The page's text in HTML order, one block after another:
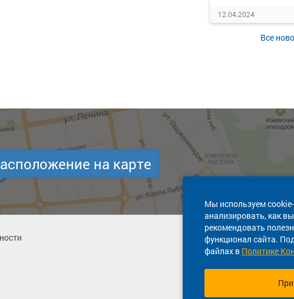
12.04.2024
Все
Мы используем
анализировать, как
рекомендовать
функционал сайта.
файлах в Политике
на карте
8 800